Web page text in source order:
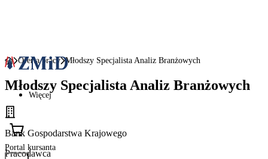
Więcej
Portal kursanta
Oferta pracy Młodszy Specjalista Analiz Branżowych
Młodszy Specjalista Analiz Branżowych
Bank Gospodarstwa Krajowego
Pracodawca